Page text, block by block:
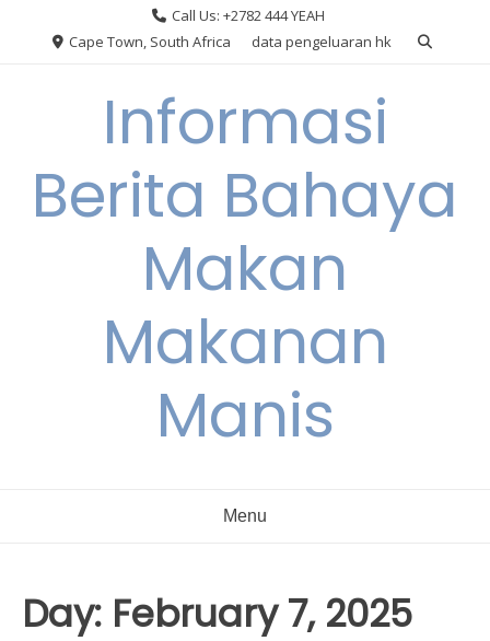
Call Us: +2782 444 YEAH
Cape Town, South Africa
data pengeluaran hk
Informasi
Berita Bahaya
Makan
Makanan
Manis
Menu
Day: February 7, 2025